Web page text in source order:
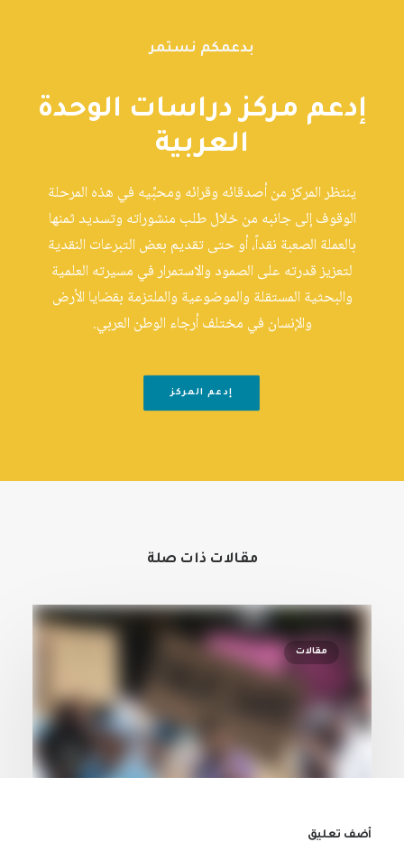
بدعمكم نستمر
إدعم مركز دراسات الوحدة
العربية
ينتظر المركز من أصدقائه وقرائه ومحبِّيه في هذه المرحلة
الوقوف إلى جانبه من خلال طلب منشوراته وتسديد ثمنها
بالعملة الصعبة نقداً، أو حتى تقديم بعض التبرعات النقدية
لتعزيز قدرته على الصمود والاستمرار في مسيرته العلمية
والبحثية المستقلة والموضوعية والملتزمة بقضايا الأرض
والإنسان في مختلف أرجاء الوطن العربي.
إدعم المركز
مقالات ذات صلة
مقالات
أضف تعليق